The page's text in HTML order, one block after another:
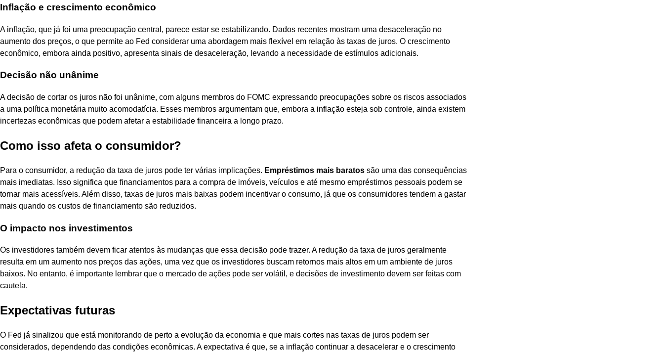
Inflação e crescimento econômico
A inflação, que já foi uma preocupação central, parece estar se estabilizando. Dados recentes mostram uma desaceleração no
aumento dos preços, o que permite ao Fed considerar uma abordagem mais flexível em relação às taxas de juros. O crescimento
econômico, embora ainda positivo, apresenta sinais de desaceleração, levando a necessidade de estímulos adicionais.
Decisão não unânime
A decisão de cortar os juros não foi unânime, com alguns membros do FOMC expressando preocupações sobre os riscos associados
a uma política monetária muito acomodatícia. Esses membros argumentam que, embora a inflação esteja sob controle, ainda existem
incertezas econômicas que podem afetar a estabilidade financeira a longo prazo.
Como isso afeta o consumidor?
Para o consumidor, a redução da taxa de juros pode ter várias implicações. Empréstimos mais baratos são uma das consequências
mais imediatas. Isso significa que financiamentos para a compra de imóveis, veículos e até mesmo empréstimos pessoais podem se
tornar mais acessíveis. Além disso, taxas de juros mais baixas podem incentivar o consumo, já que os consumidores tendem a gastar
mais quando os custos de financiamento são reduzidos.
O impacto nos investimentos
Os investidores também devem ficar atentos às mudanças que essa decisão pode trazer. A redução da taxa de juros geralmente
resulta em um aumento nos preços das ações, uma vez que os investidores buscam retornos mais altos em um ambiente de juros
baixos. No entanto, é importante lembrar que o mercado de ações pode ser volátil, e decisões de investimento devem ser feitas com
cautela.
Expectativas futuras
O Fed já sinalizou que está monitorando de perto a evolução da economia e que mais cortes nas taxas de juros podem ser
considerados, dependendo das condições econômicas. A expectativa é que, se a inflação continuar a desacelerar e o crescimento